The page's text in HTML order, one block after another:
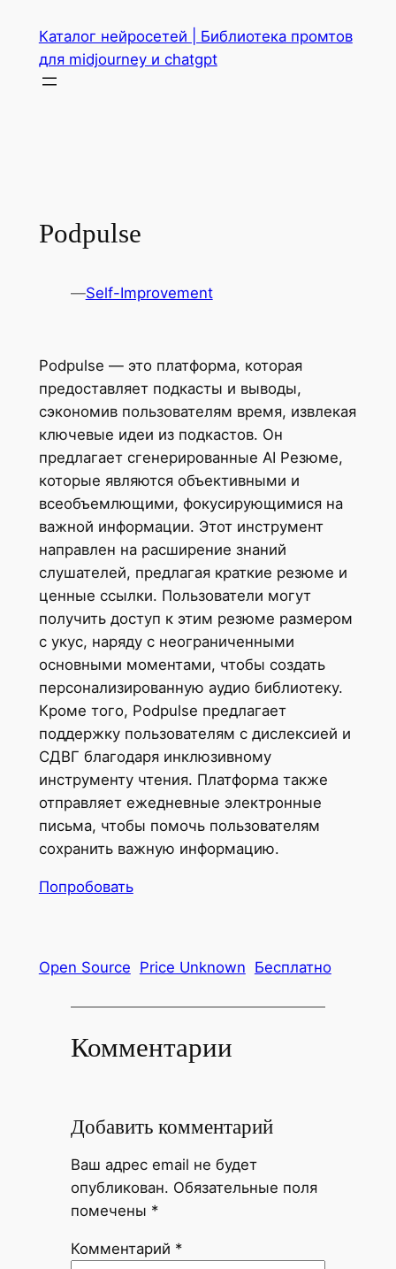
содержимому
Каталог нейросетей | Библиотека промтов
для midjourney и chatgpt
Podpulse
—Self-Improvement
Podpulse — это платформа, которая
предоставляет подкасты и выводы,
сэкономив пользователям время, извлекая
ключевые идеи из подкастов. Он
предлагает сгенерированные AI Резюме,
которые являются объективными и
всеобъемлющими, фокусирующимися на
важной информации. Этот инструмент
направлен на расширение знаний
слушателей, предлагая краткие резюме и
ценные ссылки. Пользователи могут
получить доступ к этим резюме размером
с укус, наряду с неограниченными
основными моментами, чтобы создать
персонализированную аудио библиотеку.
Кроме того, Podpulse предлагает
поддержку пользователям с дислексией и
СДВГ благодаря инклюзивному
инструменту чтения. Платформа также
отправляет ежедневные электронные
письма, чтобы помочь пользователям
сохранить важную информацию.
Попробовать
Open Source Price Unknown Бесплатно
Комментарии
Добавить комментарий
Ваш адрес email не будет
опубликован. Обязательные поля
помечены *
Комментарий *